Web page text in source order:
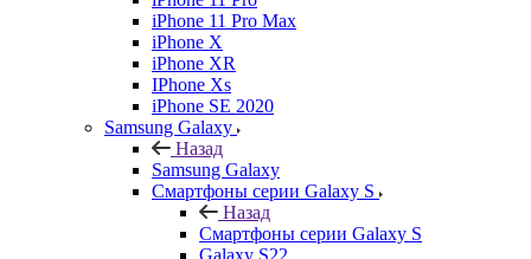
iPhone 11 Pro Max
iPhone X
iPhone XR
IPhone Xs
iPhone SE 2020
Samsung Galaxy
Назад
Samsung Galaxy
Смартфоны серии Galaxy S
Назад
Смартфоны серии Galaxy S
Galaxy S22